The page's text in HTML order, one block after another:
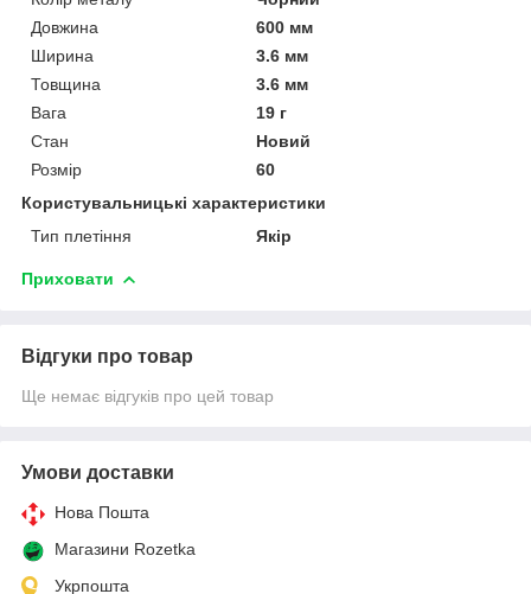
Довжина
600 мм
Ширина
3.6 мм
Товщина
3.6 мм
Вага
19 г
Стан
Новий
Розмір
60
Користувальницькі характеристики
Тип плетіння
Якір
Приховати
Відгуки про товар
Ще немає відгуків про цей товар
Умови доставки
Нова Пошта
Магазини Rozetka
Укрпошта